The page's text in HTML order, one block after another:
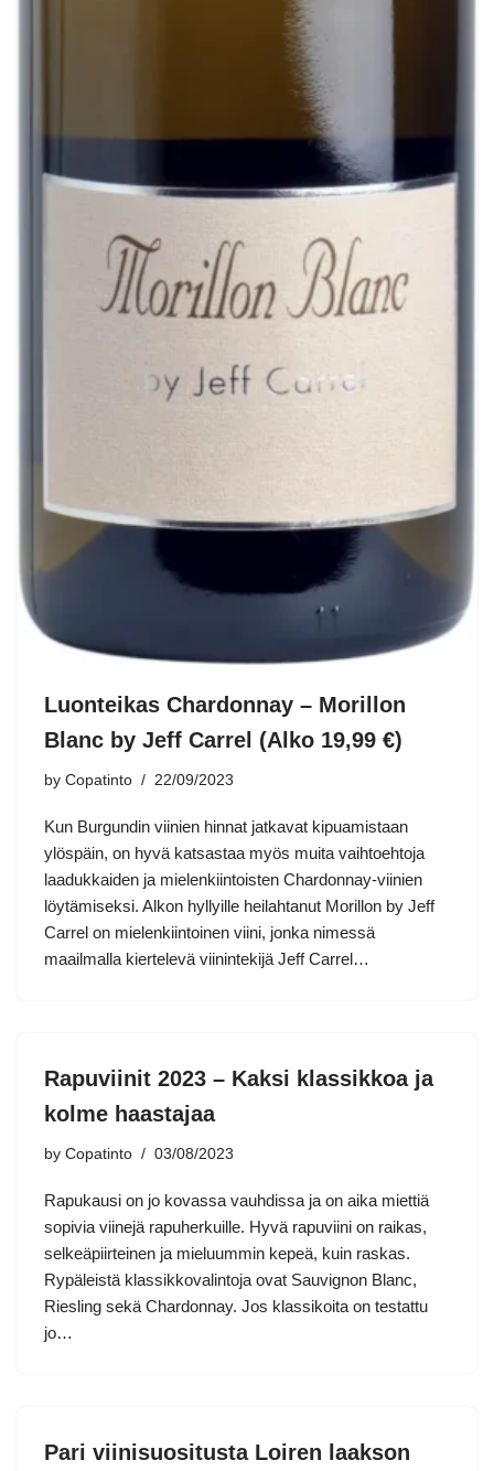
Luonteikas Chardonnay – Morillon
Blanc by Jeff Carrel (Alko 19,99 €)
by Copatinto 22/09/2023
Kun Burgundin viinien hinnat jatkavat kipuamistaan
ylöspäin, on hyvä katsastaa myös muita vaihtoehtoja
laadukkaiden ja mielenkiintoisten Chardonnay-viinien
löytämiseksi. Alkon hyllyille heilahtanut Morillon by Jeff
Carrel on mielenkiintoinen viini, jonka nimessä
maailmalla kiertelevä viinintekijä Jeff Carrel…
Rapuviinit 2023 – Kaksi klassikkoa ja
kolme haastajaa
by Copatinto 03/08/2023
Rapukausi on jo kovassa vauhdissa ja on aika miettiä
sopivia viinejä rapuherkuille. Hyvä rapuviini on raikas,
selkeäpiirteinen ja mieluummin kepeä, kuin raskas.
Rypäleistä klassikkovalintoja ovat Sauvignon Blanc,
Riesling sekä Chardonnay. Jos klassikoita on testattu
jo…
Pari viinisuositusta Loiren laakson